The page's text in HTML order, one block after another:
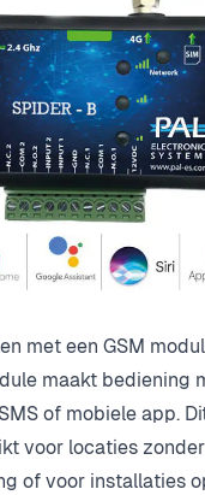
met een GSM
maakt bediening
of mobiele app.
voor locaties
of voor installaties